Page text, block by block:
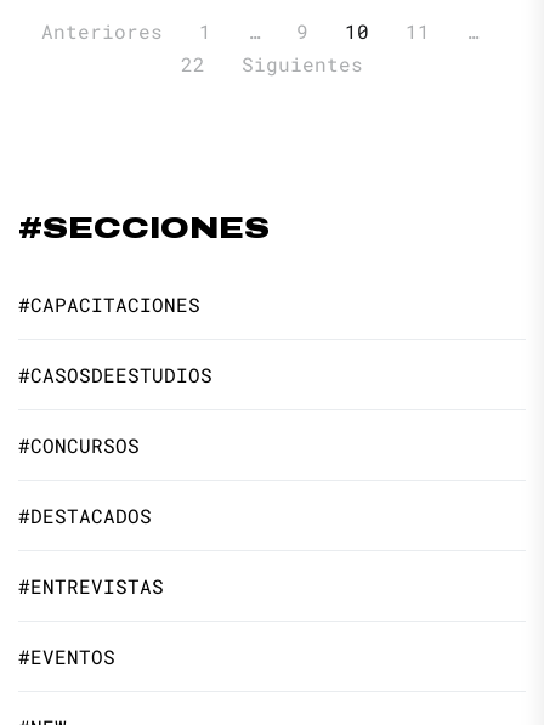
Paginación
Anteriores 1 … 9 10 11
…
22
Siguientes
#SECCIONES
#CAPACITACIONES
#CASOSDEESTUDIOS
#CONCURSOS
#DESTACADOS
#ENTREVISTAS
#EVENTOS